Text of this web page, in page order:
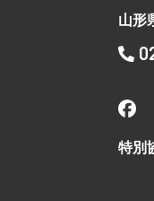
山形
特別